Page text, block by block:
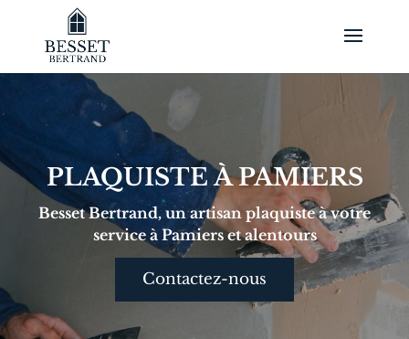
PLAQUISTE À PAMIERS
Besset Bertrand, un artisan plaquisteà votre
serviceà Pamierset alentours
Contactez-nous